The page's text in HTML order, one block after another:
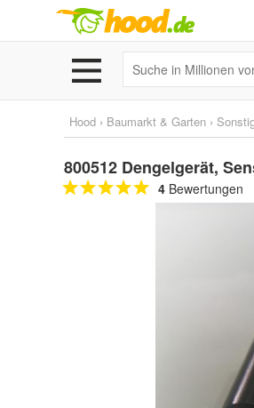
Hood › Baumarkt & Garten ›
800512 Dengelgerät,
4 Bewertungen